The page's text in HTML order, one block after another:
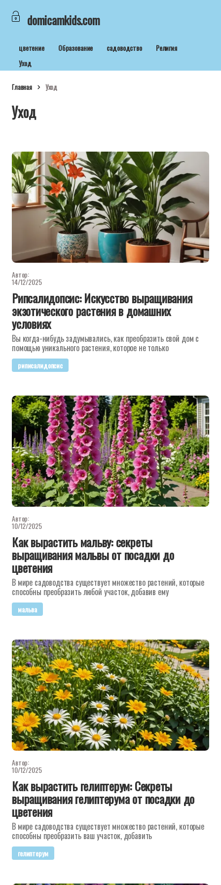
domicamkids.com
цветение Образование садоводство
Религия
Уход
Главная Уход
Уход
Автор:
14/12/2025
Рипсалидопсис: Искусство выращивания
экзотического растения в домашних
условиях
Вы когда-нибудь задумывались, как преобразить свой дом с
помощью уникального растения, которое не только
риписалидопсис
Автор:
10/12/2025
Как вырастить мальву: секреты
выращивания мальвы от посадки до
цветения
В мире садоводства существует множество растений, которые
способны преобразить любой участок, добавив ему
мальва
Автор:
10/12/2025
Как вырастить гелиптерум: Секреты
выращивания гелиптерума от посадки до
цветения
В мире садоводства существует множество растений, которые
способны преобразить ваш участок, добавить
гелиптерум